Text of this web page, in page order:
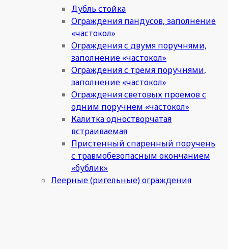
Дубль стойка
Ограждения пандусов, заполнение
«частокол»
Ограждения с двумя поручнями,
заполнение «частокол»
Ограждения с тремя поручнями,
заполнение «частокол»
Ограждения световых проемов с
одним поручнем «частокол»
Калитка одностворчатая
встраиваемая
Пристенный спаренный поручень
с травмобезопасным окончанием
«бублик»
Леерные (ригельные) ограждения